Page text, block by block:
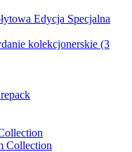
Edycja Specjalna
kolekcjonerskie (3
Collection